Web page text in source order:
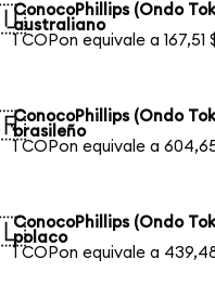
ConocoPhillips (Ondo
australiano
1 COPon equivale a 167,51
ConocoPhillips (Ondo
brasileño
1 COPon equivale a
ConocoPhillips (Ondo
polaco
1 COPon equivale a